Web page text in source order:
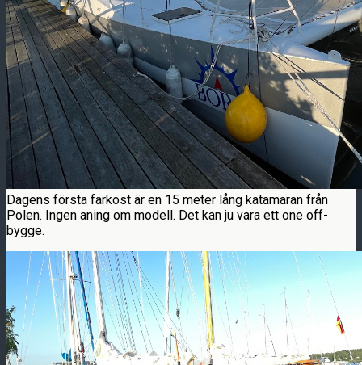
Dagens första farkost är en 15 meter lång katamaran från
Polen. Ingen aning om modell. Det kan ju vara ett one off-
bygge.